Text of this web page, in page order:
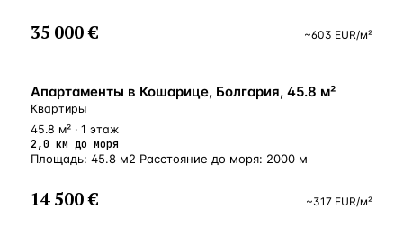
35 000 € ~603 EUR/м²
Апартаменты в Кошарице, Болгария, 45.8 м²
Квартиры
45.8 м² · 1 этаж
2,0 км до моря
Площадь: 45.8 м2 Расстояние до моря: 2000 м
14 500 € ~317 EUR/м²